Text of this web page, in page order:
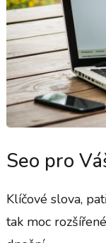
Seo pro
Klíčové slova,
tak moc